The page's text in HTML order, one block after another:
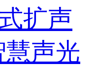
扩声
声光